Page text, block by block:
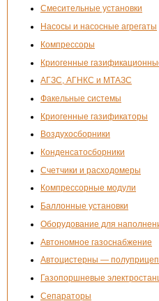
Смесительные установки
Насосы и насосные агрегаты
Компрессоры
Криогенные
АГЗС, АГНКС и МТАЗС
Факельные системы
Криогенные газификаторы
Воздухосборники
Конденсатосборники
Счетчики и расходомеры
Компрессорные модули
Баллонные установки
Оборудование для
Автономное газоснабжение
Автоцистерны —
Газопоршневые
Сепараторы